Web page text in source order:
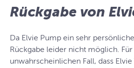
Rückgabe von
Da Elvie Pump ein sehr
Rückgabe leider nicht möglich. Für
unwahrscheinlichen Fall, dass Elvie